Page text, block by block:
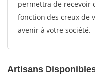
permettra de recevoir
fonction des creux de
avenir à votre société.
Artisans